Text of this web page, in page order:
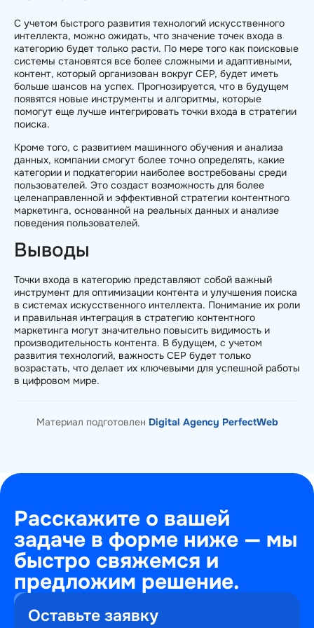
С учетом быстрого развития технологий искусственного
интеллекта, можно ожидать, что значение точек входа в
категорию будет только расти. По мере того как поисковые
системы становятся все более сложными и адаптивными,
контент, который организован вокруг CEP, будет иметь
больше шансов на успех. Прогнозируется, что в будущем
появятся новые инструменты и алгоритмы, которые
помогут еще лучше интегрировать точки входа в стратегии
поиска.
Кроме того, с развитием машинного обучения и анализа
данных, компании смогут более точно определять, какие
категории и подкатегории наиболее востребованы среди
пользователей. Это создаст возможность для более
целенаправленной и эффективной стратегии контентного
маркетинга, основанной на реальных данных и анализе
поведения пользователей.
Выводы
Точки входа в категорию представляют собой важный
инструмент для оптимизации контента и улучшения поиска
в системах искусственного интеллекта. Понимание их роли
и правильная интеграция в стратегию контентного
маркетинга могут значительно повысить видимость и
производительность контента. В будущем, с учетом
развития технологий, важность CEP будет только
возрастать, что делает их ключевыми для успешной работы
в цифровом мире.
Материал подготовлен Digital Agency PerfectWeb
Расскажите о вашей
задаче в форме ниже — мы
быстро свяжемся и
предложим решение.
(495)
Оставьте заявку